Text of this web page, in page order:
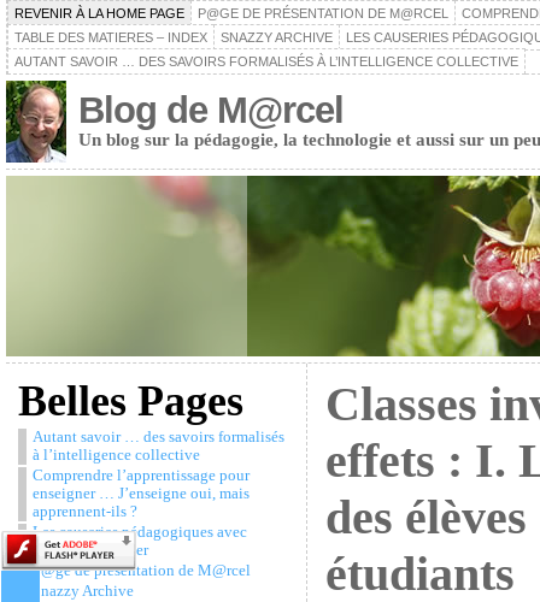
REVENIR À LA HOME PAGE P@GE DE PRÉSENTATION DE M@RCEL
TABLE DES MATIERES – INDEX
SNAZZY ARCHIVE
LES CAUSERIES
AUTANT SAVOIR … DES SAVOIRS FORMALISÉS À L’INTELLIGENCE COLLECTIVE
Blog de M@rcel
Un blog sur la pédagogie, la technologie et aussi sur un
Belles Pages
Autant savoir … des savoirs formalisés
à l’intelligence collective
Comprendre l’apprentissage pour
enseigner … J’enseigne oui, mais
apprennent-ils ?
Les causeries pédagogiques avec
Christophe Batier
P@ge de présentation de M@rcel
Snazzy Archive
Classes
effets : I.
des
étudiants